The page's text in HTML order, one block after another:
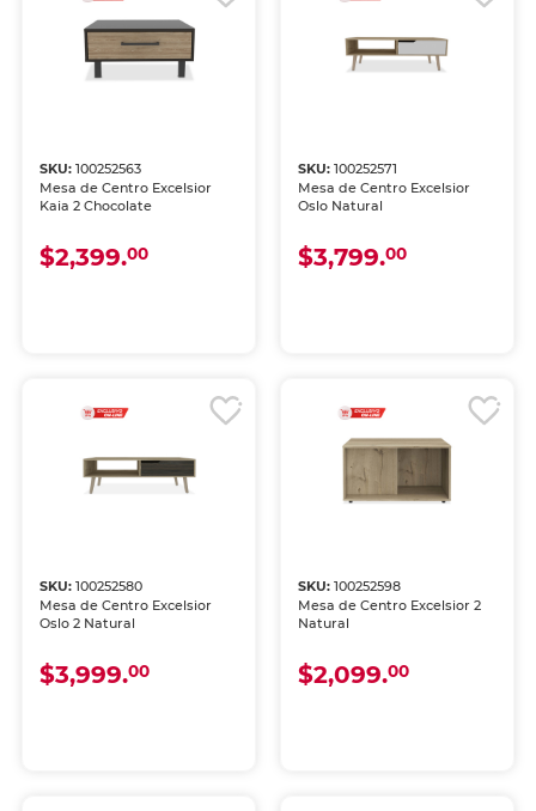
SKU:100252563
Mesa de Centro Excelsior
Kaia 2 Chocolate
$2,399.00
SKU: 100252571
Mesa de Centro Excelsior
Oslo Natural
$3,799.00
SKU:100252580
Mesa de Centro Excelsior
Oslo 2 Natural
$3,999.00
SKU: 100252598
Mesa de Centro Excelsior 2
Natural
$2,099.00